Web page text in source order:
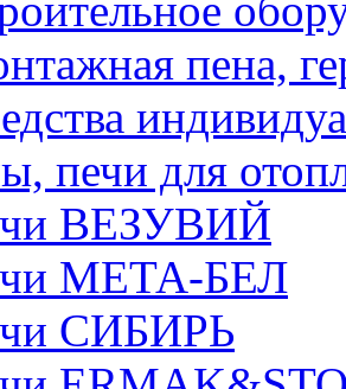
пена,
печи для
ВЕЗУВИЙ
МЕТА-БЕЛ
СИБИРЬ